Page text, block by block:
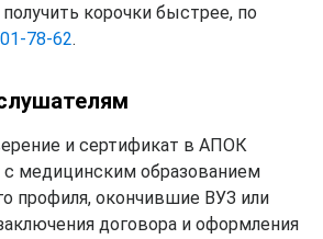
корочки быстрее, по
78-62.
и сертификат в АПОК
с медицинским образованием
профиля, окончившие ВУЗ или
договора и оформления